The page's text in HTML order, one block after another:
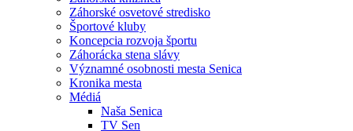
Záhorské osvetové stredisko
Športové kluby
Koncepcia rozvoja športu
Záhorácka stena slávy
Významné osobnosti mesta Senica
Kronika mesta
Médiá
Naša Senica
TV Sen